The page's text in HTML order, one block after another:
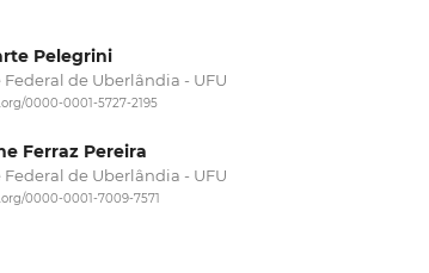
Pelegrini
de Uberlândia - UFU
0000-0001-5727-2195
Ferraz Pereira
de Uberlândia - UFU
0000-0001-7009-7571